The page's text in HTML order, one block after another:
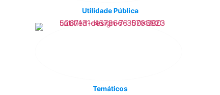
Utilidade Pública
Temáticos